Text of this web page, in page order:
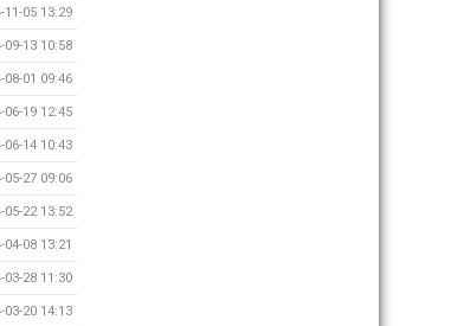
11-05 13:29
09-13 10:58
08-01 09:46
06-19 12:45
06-14 10:43
05-27 09:06
05-22 13:52
04-08 13:21
03-28 11:30
03-20 14:13